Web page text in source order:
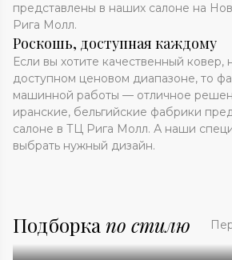
представлены в наших салоне на
Рига Молл.
Роскошь, доступная каждому
Если вы хотите качественный ковер,
доступном ценовом диапазоне, то
машинной работы — отличное
иранские, бельгийские фабрики
салоне в ТЦ Рига Молл. А наши
выбрать нужный дизайн.
Подборка по стилю
Абстракция